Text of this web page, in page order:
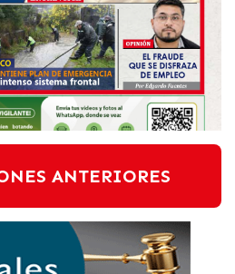
ANTERIORES